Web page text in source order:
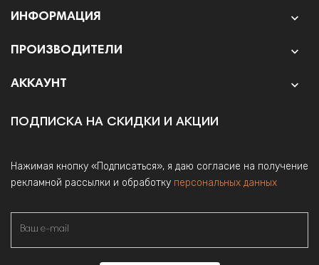
ИНФОРМАЦИЯ 
ПРОИЗВОДИТЕЛИ 
АККАУНТ 
ПОДПИСКА НА СКИДКИ И АКЦИИ
Нажимая кнопку «Подписаться», я даю согласие на получение
рекламной рассылки и обработку персональных данных